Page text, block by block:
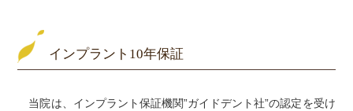
インプラント10年保証
当院は、インプラント保証機関”ガイドデント社”の認定を受け